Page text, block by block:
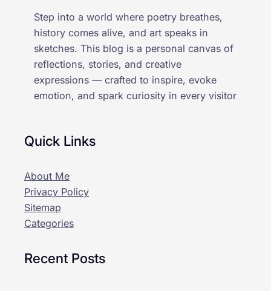
Step into a world where poetry breathes,
history comes alive, and art speaks in
sketches. This blog is a personal canvas of
reflections, stories, and creative
expressions — crafted to inspire, evoke
emotion, and spark curiosity in every visitor
Quick Links
About Me
Privacy Policy
Sitemap
Categories
Recent Posts